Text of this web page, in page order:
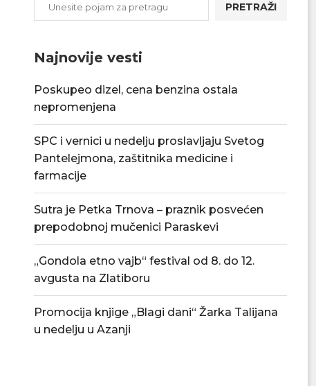
Srbije naftnim derivatima stabilno
06/08/2026
akciza na
PRETRAŽI
Najnovije vesti
Poskupeo dizel, cena benzina ostala
nepromenjena
SPC i vernici u nedelju proslavljaju Svetog
Pantelejmona, zaštitnika medicine i
farmacije
Sutra je Petka Trnova – praznik posvećen
prepodobnoj mučenici Paraskevi
„Gondola etno vajb“ festival od 8. do 12.
avgusta na Zlatiboru
Promocija knjige „Blagi dani“ Žarka Talijana
u nedelju u Azanji